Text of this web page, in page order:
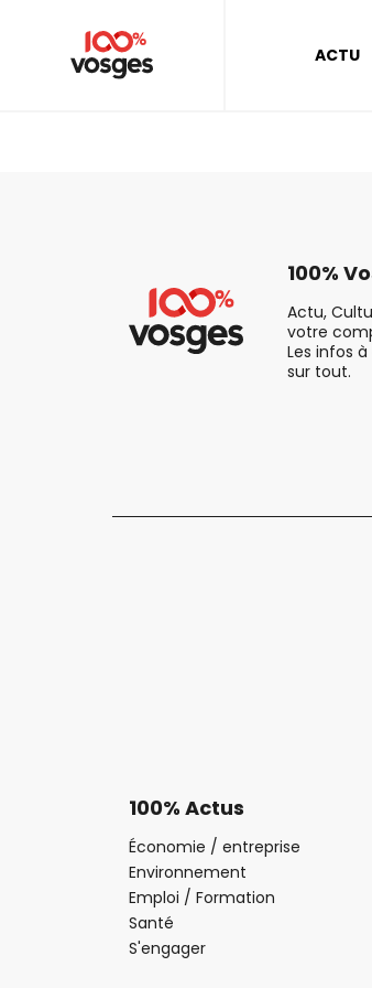
ACTU
100%
Actu,
votre
Les infos
sur tout.
100% Actus
Économie / entreprise
Environnement
Emploi / Formation
Santé
S'engager